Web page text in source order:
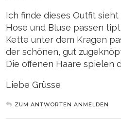
Ich finde dieses Outfit
Hose und Bluse passen
Kette unter dem Kragen
der schönen, gut
Die offenen Haare spielen
Liebe Grüsse
ZUM ANTWORTEN ANMELDEN